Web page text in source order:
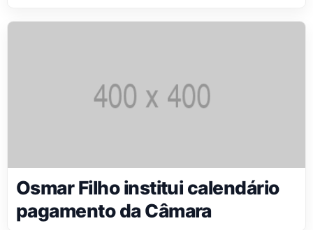
Osmar Filho institui calendário
pagamento da Câmara